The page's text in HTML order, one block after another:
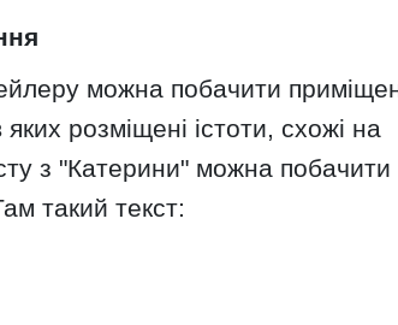
можна побачити
яких розміщені істоти, схожі на
з "Катерини" можна побачити
такий текст: